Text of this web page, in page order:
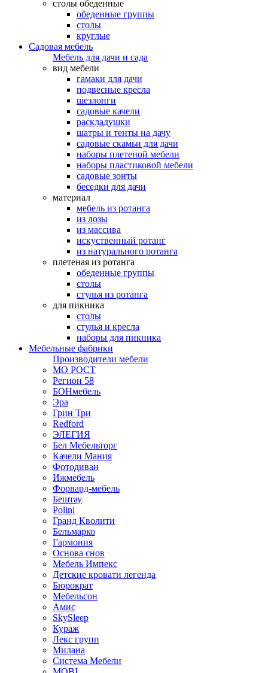
столы обеденные
обеденные группы
столы
круглые
Садовая мебель
Мебель для дачи и сада
вид мебели
гамаки для дачи
подвесные кресла
шезлонги
садовые качели
раскладушки
шатры и тенты на дачу
садовые скамьи для дачи
наборы плетеной мебели
наборы пластиковой мебели
садовые зонты
беседки для дачи
материал
мебель из ротанга
из лозы
из массива
искуственный ротанг
из натурального ротанга
плетеная из ротанга
обеденные группы
столы
стулья из ротанга
для пикника
столы
стулья и кресла
наборы для пикника
Мебельные фабрики
Производители мебели
МО РОСТ
Регион 58
БОНмебель
Эра
Грин Три
Redford
ЭЛЕГИЯ
Бел Мебельторг
Качели Мания
Фотодиван
Ижмебель
Форвард-мебель
Бештау
Polini
Гранд Кволити
Бельмарко
Гармония
Основа снов
Мебель Импекс
Детские кровати легенда
Бюрократ
Мебельсон
Амис
SkySleep
Кураж
Лекс групп
Милана
Система Мебели